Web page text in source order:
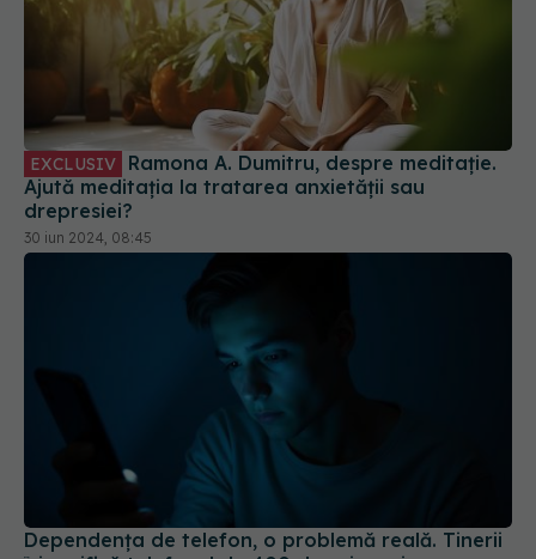
EXCLUSIV Ramona A. Dumitru, despre meditație.
Ajută meditația la tratarea anxietății sau
drepresiei?
30 iun 2024, 08:45
Dependenţa de telefon, o problemă reală. Tinerii
îşi verifică telefonul de 400 de ori pe zi
21 mar 2025, 14:57